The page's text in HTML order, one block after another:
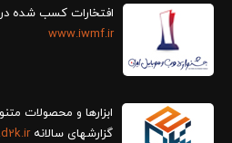
افتخارات کسب شده در
www.iwmf.ir
ابزارها و محصولات
گزارش‎های سالانه